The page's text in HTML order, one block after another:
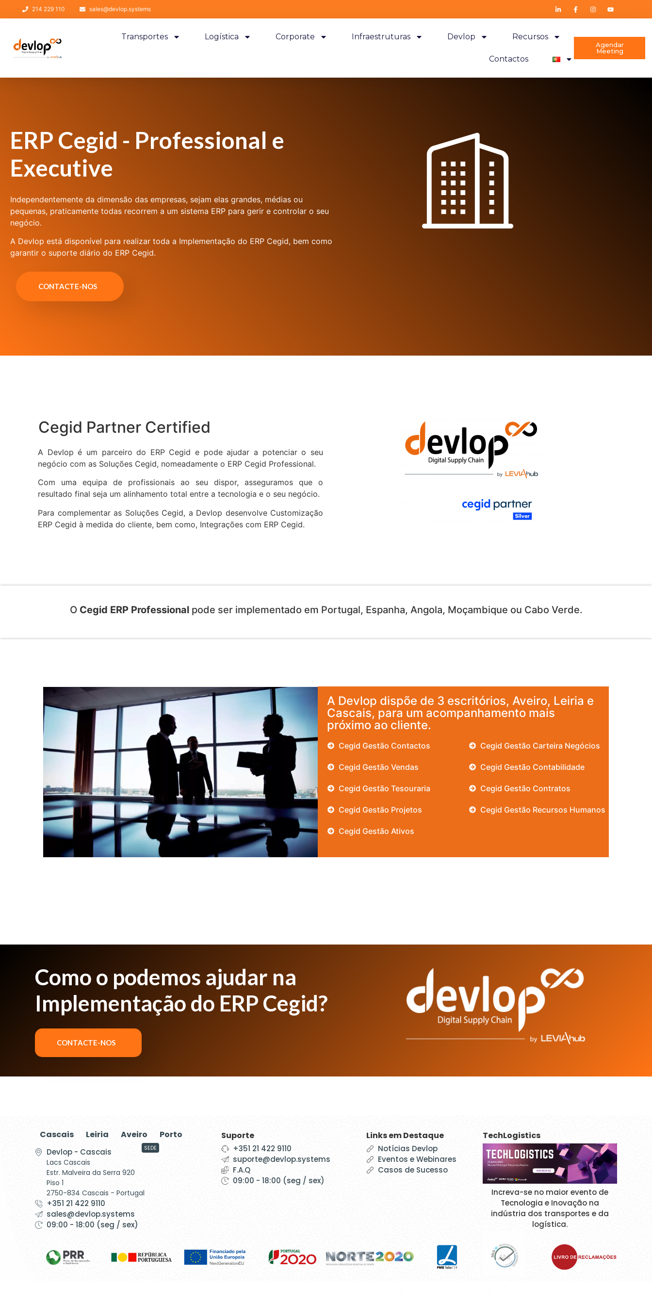
214 229 110 sales@devlop.systems
Transportes Logística Corporate Infraestruturas Devlop Recursos
Contactos
Agendar
Meeting
ERP Cegid - Professional e
Executive
Independentemente da dimensão das empresas, sejam elas grandes, médias ou
pequenas, praticamente todas recorrem a um sistema ERP para gerir e controlar o seu
negócio.
A Devlop está disponível para realizar toda a Implementação do ERP Cegid, bem como
garantir o suporte diário do ERP Cegid.
CONTACTE-NOS
Cegid Partner Certified
A Devlop é um parceiro do ERP Cegid e pode ajudar a potenciar o seu
negócio com as Soluções Cegid, nomeadamente o ERP Cegid Professional.
Com uma equipa de profissionais ao seu dispor, asseguramos que o
resultado final seja um alinhamento total entre a tecnologia e o seu negócio.
Para complementar as Soluções Cegid, a Devlop desenvolve Customização
ERP Cegid à medida do cliente, bem como, Integrações com ERP Cegid.
OCegid ERP Professionalpode ser implementado em Portugal, Espanha, Angola, Moçambique ou Cabo Verde.
A Devlop dispõe de 3 escritórios, Aveiro, Leiria e
Cascais, para um acompanhamento mais
próximo ao cliente.
Cegid Gestão Contactos
Cegid Gestão Vendas
Cegid Gestão Tesouraria
Cegid Gestão Projetos
Cegid Gestão Ativos
Cegid Gestão Carteira Negócios
Cegid Gestão Contabilidade
Cegid Gestão Contratos
Cegid Gestão Recursos Humanos
Como o podemos ajudar na
Implementação do ERP Cegid?
CONTACTE-NOS
Cascais Leiria Aveiro Porto
Devlop - Cascais
Lacs Cascais
Estr. Malveira da Serra 920
Piso 1
2750-834 Cascais - Portugal
SEDE
+351 21 422 9110
sales@devlop.systems
09:00 - 18:00 (seg / sex)
Suporte
+351 21 422 9110
suporte@devlop.systems
F.A.Q
09:00 - 18:00 (seg / sex)
Links em Destaque
Notícias Devlop
Eventos e Webinares
Casos de Sucesso
TechLogistics
Increva-se no maior evento de
Tecnologia e Inovação na
indústria dos transportes e da
logística.